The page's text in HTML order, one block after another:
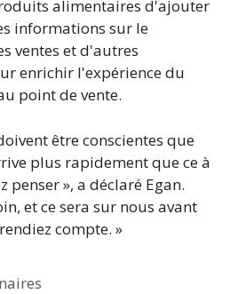
alimentaires d'ajouter
informations sur le
ventes et d'autres
enrichir l'expérience du
point de vente.
être conscientes que
plus rapidement que ce à
», a déclaré Egan.
et ce sera sur nous avant
compte. »